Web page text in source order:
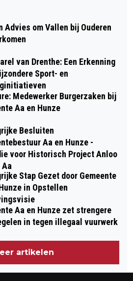
Advies om Vallen bij Ouderen
van Drenthe: Een Erkenning
Sport- en
Medewerker Burgerzaken bij
Aa en Hunze
Besluiten
Aa en Hunze -
voor Historisch Project Anloo
Aa
Stap Gezet door Gemeente
in Opstellen
Aa en Hunze zet strengere
in tegen illegaal vuurwerk
artikelen